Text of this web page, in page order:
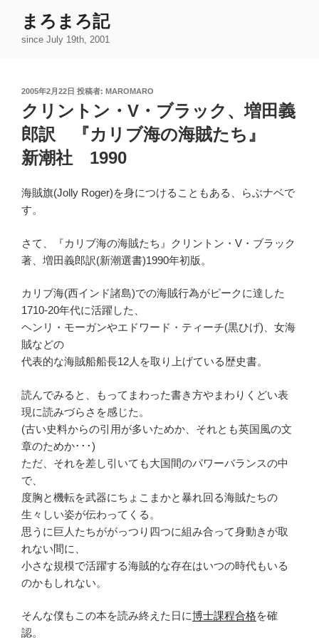
まろまろ記
since July 19th, 2001
投
日:
2005年2月22日 投稿者: MAROMARO
クリントン・V・ブラック、増田義
郎訳 『カリブ海の海賊たち』
新潮社 1990
海賊旗(Jolly Roger)を身につけることもある、らぶナベで
す。
さて、『カリブ海の海賊たち』クリントン・V・ブラック
著、増田義郎訳(新潮選書)1990年初版。
カリブ海(西インド諸島)での海賊行為がピークに達した
1710-20年代に活躍した、
ヘンリ・モーガンやエドワード・ティーチ(黒ひげ)、女海
賊などの
代表的な海賊船船長12人を取り上げている歴史書。
読んでみると、もってまわった書き方やまわりくどい表
現に読みづらさを感じた。
(古い史料からの引用が多いためか、それとも英国風の文
章のためか･･･)
ただ、それを差し引いても大国間のパワーバランスの中
で、
度胸と機転を武器にちょこまかと暴れ回る海賊たちの
生々しい姿が伝わってくる。
思うに巨人たちががっつり四つに組み合って身動きが取
れない間に、
小さな規模で活躍する海賊的な存在はいつの時代もいる
のかもしれない。
そんな僕もこの本を読み終えた日に博士課程合格を確
認。